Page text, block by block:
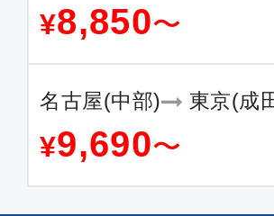
¥8,850〜
名古屋(中部) 東京(成
¥9,690〜